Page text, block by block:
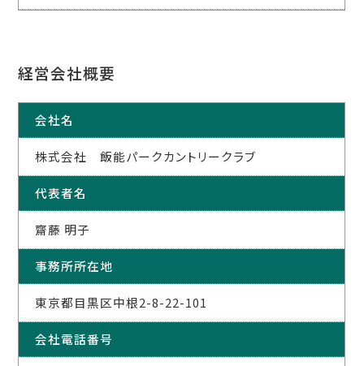
経営会社概要
会社名
株式会社 飯能パークカントリークラブ
代表者名
齋藤 明子
事務所所在地
東京都目黒区中根2-8-22-101
会社電話番号